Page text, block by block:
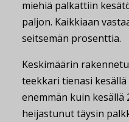
miehiä palkattiin
paljon. Kaikkiaan
seitsemän prosenttia.
Keskimäärin
teekkari tienasi
enemmän kuin kesällä
heijastunut täysin